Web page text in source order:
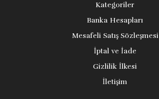
Kategoriler
Banka Hesapları
Mesafeli Satış Sözleşmesi
İptal ve İade
Gizlilik İlkesi
İletişim